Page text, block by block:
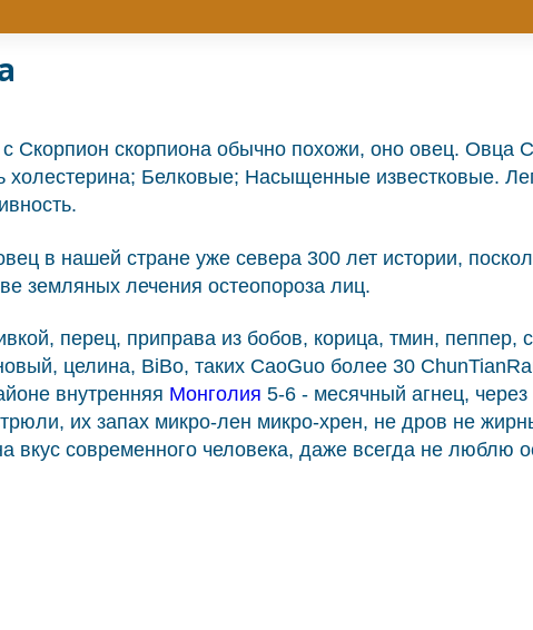
Скорпион скорпиона обычно похожи, оно овец. Овца
Белковые; Насыщенные известковые.
в нашей стране уже севера 300 лет истории,
земляных лечения остеопороза лиц.
перец, приправа из бобов, корица, тмин,
целина, BiBo, таких CaoGuo более 30
внутренняя Монголия 5-6 - месячный агнец,
их запах микро-лен микро-хрен, не дров не
вкус современного человека, даже всегда не